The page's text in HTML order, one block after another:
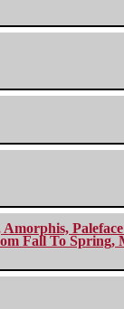
Fall To Spring,